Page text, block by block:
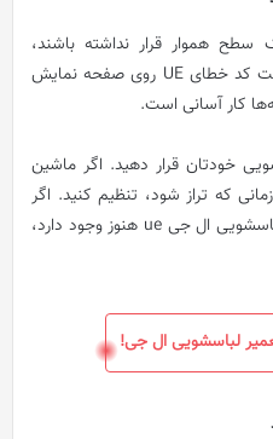
هموار قرار نداشته باشند،
دستگاه تراز نخواهد بود و ممکن است کد خطای UE روی صفحه نمایش
کار آسانی است.
خودتان قرار دهید. اگر ماشین
که تراز شود، تنظیم کنید. اگر
پس از تنظیم پایه‌ها، ارور ماشین لباسشویی ال جی ue هنوز وجود دارد،
لباسشویی ال جی!